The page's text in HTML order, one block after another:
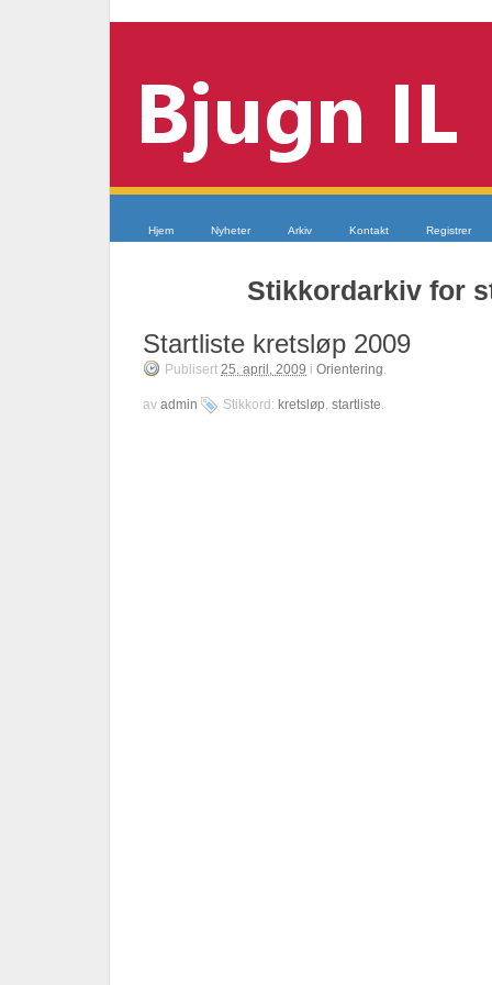
Hjem Nyheter Arkiv Kontakt Registrer
Stikkordarkiv for
Startliste kretsløp 2009
Publisert 25. april, 2009 i Orientering.
av admin Stikkord: kretsløp, startliste.